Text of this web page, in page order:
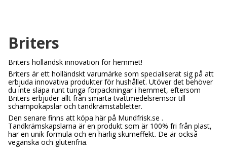
Briters
Briters holländsk innovation för hemmet!
Briters är ett holländskt varumärke som specialiserat sig på att
erbjuda innovativa produkter för hushållet. Utöver det behöver
du inte släpa runt tunga förpackningar i hemmet, eftersom
Briters erbjuder allt från smarta tvättmedelsremsor till
schampokapslar och tandkrämstabletter.
Den senare finns att köpa här på Mundfrisk.se .
Tandkrämskapslarna är en produkt som är 100% fri från plast,
har en unik formula och en härlig skumeffekt. De är också
veganska och glutenfria.